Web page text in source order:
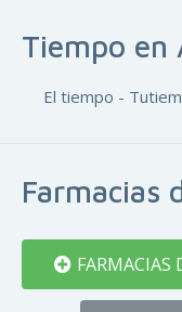
Tiempo en
El tiempo -
Farmacias
FARMACIAS